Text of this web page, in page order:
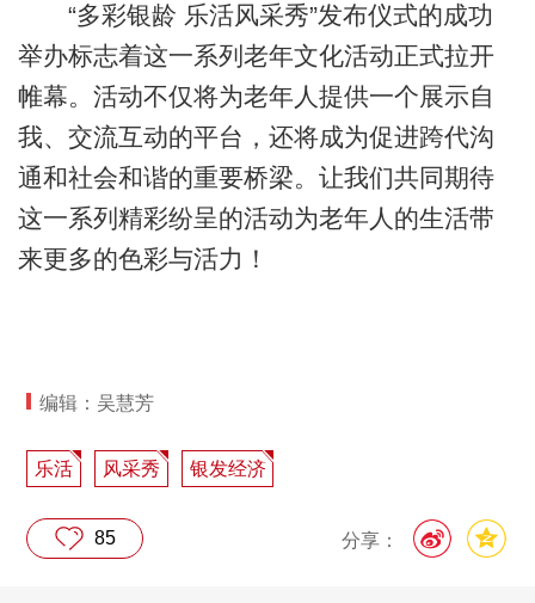
“多彩银龄 乐活风采秀”发布仪式的成功
举办标志着这一系列老年文化活动正式拉开
帷幕。活动不仅将为老年人提供一个展示自
我、交流互动的平台，还将成为促进跨代沟
通和社会和谐的重要桥梁。让我们共同期待
这一系列精彩纷呈的活动为老年人的生活带
来更多的色彩与活力！
编辑：吴慧芳
乐活 风采秀 银发经济
分享：
85